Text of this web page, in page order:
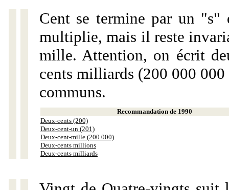
Cent se termine par un "s"
multiplie, mais il reste
mille. Attention, on écrit
cents milliards (200 000
communs.
Recommandation de 1990
Deux-cents (200)
Deux-cent-un (201)
Deux-cent-mille (200 000)
Deux-cents millions
Deux-cents milliards